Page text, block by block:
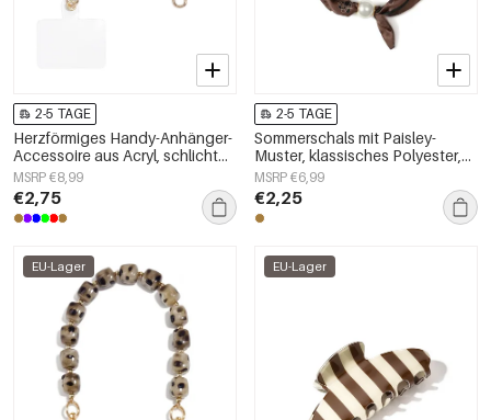
2-5 TAGE
Herzförmiges Handy-Anhänger-
Accessoire aus Acryl, schlicht
und alltagstauglich
MSRP €8,99
€2,75
2-5 TAGE
Sommerschals mit Paisley-
Muster, klassisches Polyester,
Alltagsaccessoires
MSRP €6,99
€2,25
EU-Lager EU-Lager